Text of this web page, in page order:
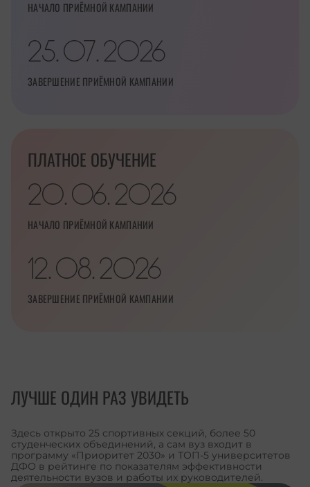
НАЧАЛО ПРИЁМНОЙ КАМПАНИИ
25 07 2026
ЗАВЕРШЕНИЕ ПРИЁМНОЙ КАМПАНИИ
ПЛАТНОЕ ОБУЧЕНИЕ
20 06 2026
НАЧАЛО ПРИЁМНОЙ КАМПАНИИ
12 08 2026
ЗАВЕРШЕНИЕ ПРИЁМНОЙ КАМПАНИИ
ЛУЧШЕ ОДИН РАЗ УВИДЕТЬ
Здесь открыто 25 спортивных секций, более 50
студенческих объединений, а сам вуз входит в
программу «Приоритет 2030» и ТОП-5 университетов
ДФО в рейтинге по показателям эффективности
деятельности вузов и работы их руководителей.